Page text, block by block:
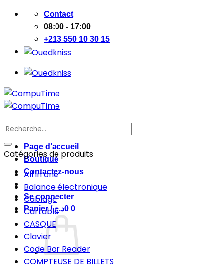
Passer
contenu
Contact
08:00 - 17:00
+213 550 10 30 15
Page d’accueil
Boutique
Contactez-nous
Se connecter
Panier /
0د.ج 0
Recherche
pour :
Catégories de produits
All in one
Balance électronique
Cablage
Cartable
CASQUE
Clavier
Code Bar Reader
COMPTEUSE DE BILLETS